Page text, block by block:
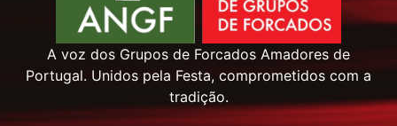
A voz dos Grupos de Forcados Amadores de
Portugal. Unidos pela Festa, comprometidos com a
tradição.